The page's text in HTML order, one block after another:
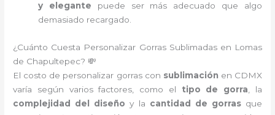
y elegante puede ser más adecuado que algo
demasiado recargado.
¿Cuánto Cuesta Personalizar Gorras Sublimadas en Lomas
de Chapultepec? 💸
El costo de personalizar gorras con sublimación en CDMX
varía según varios factores, como el tipo de gorra , la
complejidad del diseño y la cantidad de gorrasque